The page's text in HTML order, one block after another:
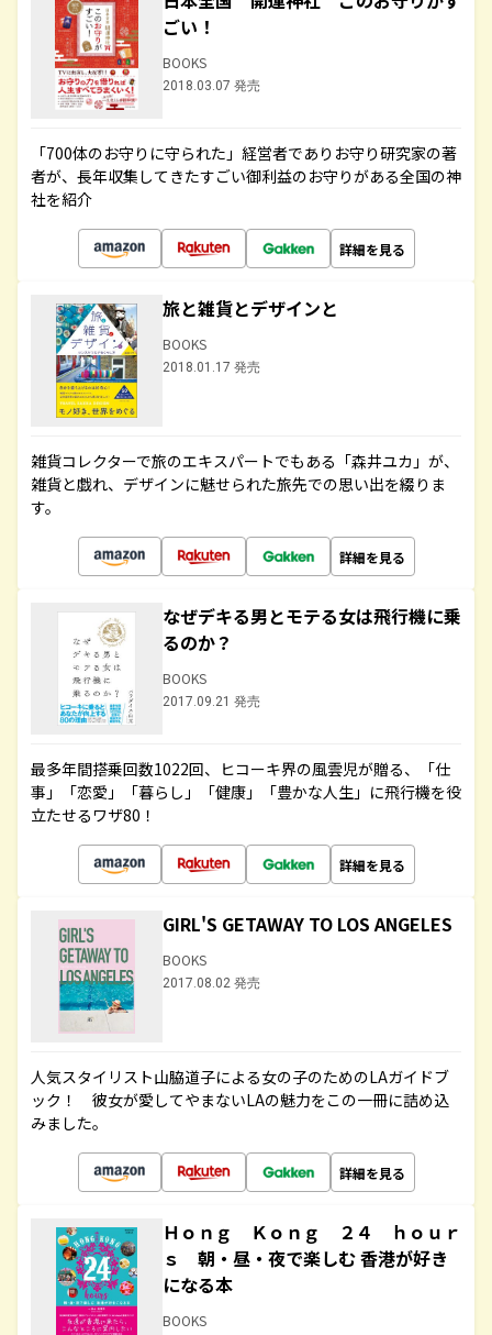
ごい！
BOOKS
2018.03.07 発売
「700体のお守りに守られた」経営者でありお守り研究家の著
者が、長年収集してきたすごい御利益のお守りがある全国の神
社を紹介
詳細を見る
旅と雑貨とデザインと
BOOKS
2018.01.17 発売
雑貨コレクターで旅のエキスパートでもある「森井ユカ」が、
雑貨と戯れ、デザインに魅せられた旅先での思い出を綴りま
す。
詳細を見る
なぜデキる男とモテる女は飛行機に乗
るのか？
BOOKS
2017.09.21 発売
最多年間搭乗回数1022回、ヒコーキ界の風雲児が贈る、「仕
事」「恋愛」「暮らし」「健康」「豊かな人生」に飛行機を役
立たせるワザ80！
詳細を見る
GIRL'S GETAWAY TO LOS ANGELES
BOOKS
2017.08.02 発売
人気スタイリスト山脇道子による女の子のためのLAガイドブ
ック！ 彼女が愛してやまないLAの魅力をこの一冊に詰め込
みました。
詳細を見る
Ｈｏｎｇ Ｋｏｎｇ ２４ ｈｏｕｒ
ｓ 朝・昼・夜で楽しむ 香港が好き
になる本
BOOKS